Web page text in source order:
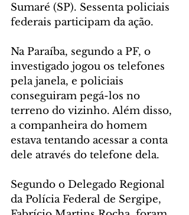
Sumaré (SP). Sessenta policiais
federais participam da ação.
Na Paraíba, segundo a PF, o
investigado jogou os telefones
pela janela, e policiais
conseguiram pegá-los no
terreno do vizinho. Além disso,
a companheira do homem
estava tentando acessar a conta
dele através do telefone dela.
Segundo o Delegado Regional
da Polícia Federal de Sergipe,